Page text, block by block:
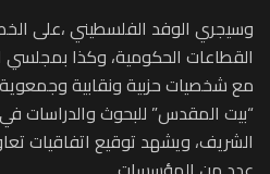
وسيجري الوفد الفلسطيني ،على
القطاعات الحكومية، وكذا بمجلسي
مع شخصيات حزبية ونقابية
“بيت المقدس” للبحوث والدراسات
الشريف، ويشهد توقيع اتفاقيات